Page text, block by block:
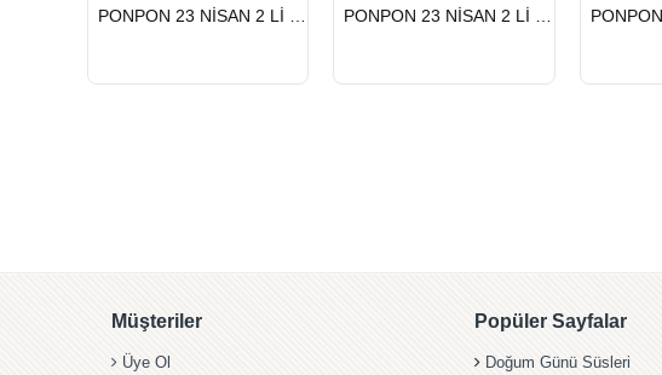
HIZLI
GÖNDERİ
PONPON 23 NİSAN 2 Lİ KIRMIZI
HIZLI
GÖNDERİ
PONPON 23 NİSAN 2 Lİ BEYAZ
HIZLI
GÖNDERİ
Müşteriler
Üye Ol
Popüler Sayfalar
Doğum Günü Süsleri